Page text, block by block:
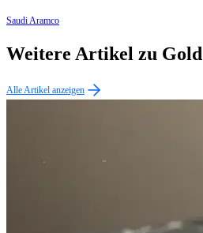
Saudi Aramco
Weitere Artikel zu Gold
Alle Artikel anzeigen